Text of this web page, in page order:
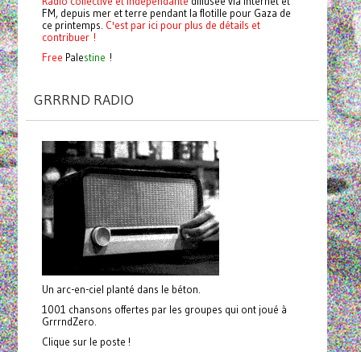
FM, depuis mer et terre pendant la flotille pour Gaza de
ce printemps. C'est par ici pour plus de détails et
contribuer !
Free Palestine !
GRRRND RADIO
Un arc-en-ciel planté dans le béton.
1001 chansons offertes par les groupes qui ont joué à
GrrrndZero.
Clique sur le poste !